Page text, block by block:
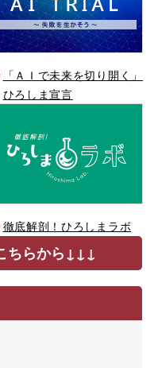
「ＡＩで未来を切り開く」
ひろしま宣言
徹底解剖！ひろしまラボ
ちらから↓↓↓